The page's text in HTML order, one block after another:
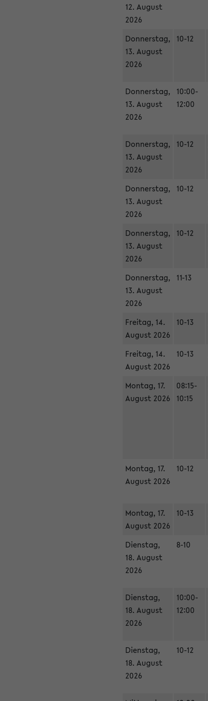
12. August
2026
Donnerstag,
13. August
2026
10-12
Donnerstag,
13. August
2026
10:00-
12:00
Donnerstag,
13. August
2026
10-12
Donnerstag,
13. August
2026
10-12
Donnerstag,
13. August
2026
10-12
Donnerstag,
13. August
2026
11-13
Freitag, 14.
August 2026
10-13
Freitag, 14.
August 2026
10-13
Montag, 17.
August 2026
08:15-
10:15
Montag, 17.
August 2026
10-12
Montag, 17.
August 2026
10-13
Dienstag,
18. August
2026
8-10
Dienstag,
18. August
2026
10:00-
12:00
Dienstag,
18. August
2026
10-12